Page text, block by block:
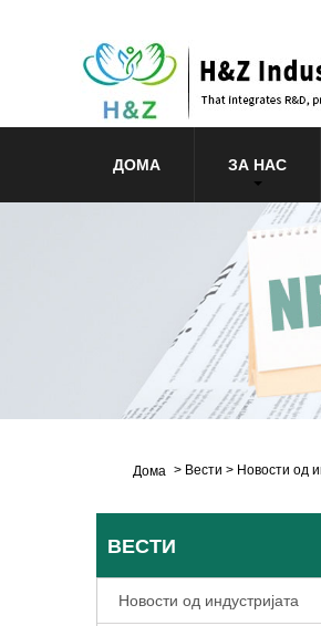
ДОМА ЗА НАС
Дома > Вести > Новости од
ВЕСТИ
Новости од индустријата